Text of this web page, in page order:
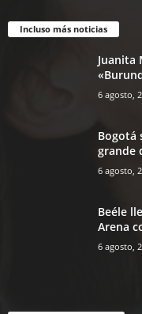
Incluso más noticias
Juanita
6 agosto,
Bogotá
grande
6 agosto,
Beéle
Arena
6 agosto,